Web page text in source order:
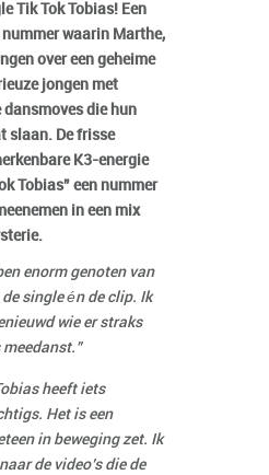
Tik Tok Tobias! Een
nummer waarin Marthe,
over een geheime
jongen met
die hun
slaan. De frisse
K3-energie
Tobias” een nummer
in een mix
enorm genoten van
single én de clip. Ik
wie er straks
heeft iets
Het is een
in beweging zet. Ik
de video’s die de